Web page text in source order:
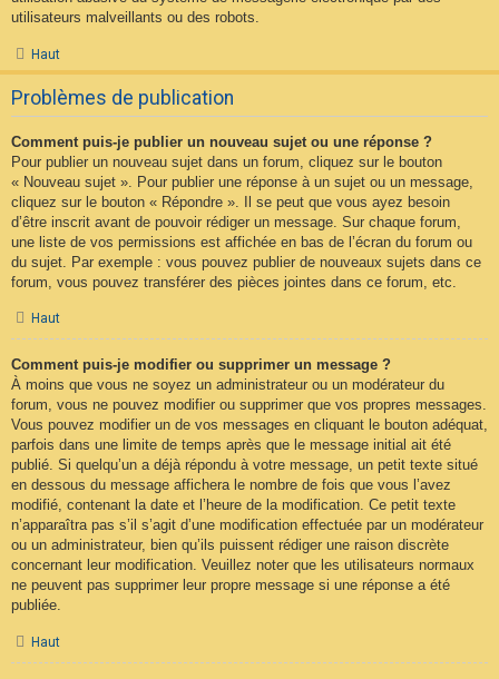
utilisateurs malveillants ou des robots.
Haut
Problèmes de publication
Comment puis-je publier un nouveau sujet ou une réponse ?
Pour publier un nouveau sujet dans un forum, cliquez sur le bouton
« Nouveau sujet ». Pour publier une réponse à un sujet ou un message,
cliquez sur le bouton « Répondre ». Il se peut que vous ayez besoin
d’être inscrit avant de pouvoir rédiger un message. Sur chaque forum,
une liste de vos permissions est affichée en bas de l’écran du forum ou
du sujet. Par exemple : vous pouvez publier de nouveaux sujets dans ce
forum, vous pouvez transférer des pièces jointes dans ce forum, etc.
Haut
Comment puis-je modifier ou supprimer un message ?
À moins que vous ne soyez un administrateur ou un modérateur du
forum, vous ne pouvez modifier ou supprimer que vos propres messages.
Vous pouvez modifier un de vos messages en cliquant le bouton adéquat,
parfois dans une limite de temps après que le message initial ait été
publié. Si quelqu’un a déjà répondu à votre message, un petit texte situé
en dessous du message affichera le nombre de fois que vous l’avez
modifié, contenant la date et l’heure de la modification. Ce petit texte
n’apparaîtra pas s’il s’agit d’une modification effectuée par un modérateur
ou un administrateur, bien qu’ils puissent rédiger une raison discrète
concernant leur modification. Veuillez noter que les utilisateurs normaux
ne peuvent pas supprimer leur propre message si une réponse a été
publiée.
Haut